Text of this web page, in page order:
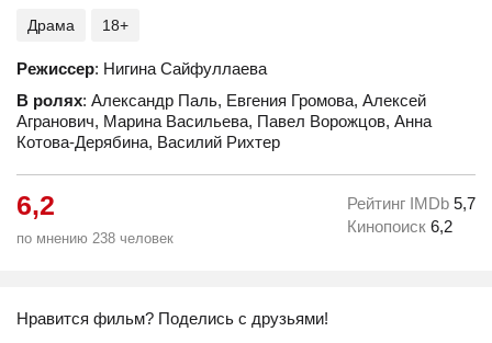
Драма 18+
Режиссер: Нигина Сайфуллаева
В ролях: Александр Паль, Евгения Громова, Алексей
Агранович, Марина Васильева, Павел Ворожцов, Анна
Котова-Дерябина, Василий Рихтер
6,2
по мнению 238 человек
Рейтинг IMDb 5,7
Кинопоиск 6,2
Нравится фильм? Поделись с друзьями!